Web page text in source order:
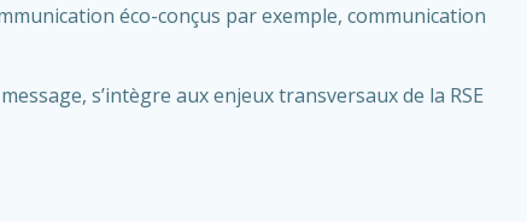
éco-conçus par exemple, communication
s’intègre aux enjeux transversaux de la RSE